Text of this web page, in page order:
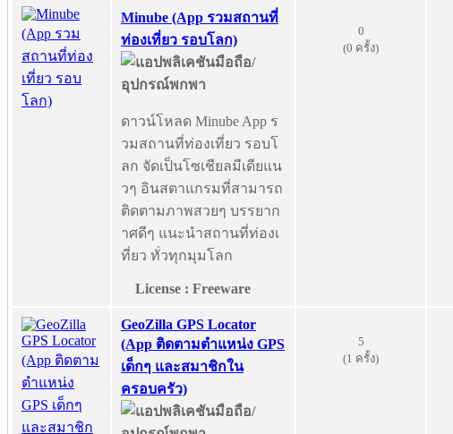
Minube (App รวมสถานที่
ท่องเที่ยว รอบโลก)
ดาวน์โหลด Minube App ร
วมสถานที่ท่องเที่ยว รอบโ
ลก จัดเป็นโซเชียลมีเดียแน
วๆ อินสตาแกรมที่สามารถ
ติดตามภาพสวยๆ บรรยาก
าศดีๆ แนะนำสถานที่ท่องเ
ที่ยว ทั่วทุกมุมโลก
License : Freeware
0
(0 ครั้ง)
GeoZilla GPS Locator
(App ติดตามตำแหน่ง GPS
เด็กๆ และสมาชิกใน
ครอบครัว)
5
(1 ครั้ง)